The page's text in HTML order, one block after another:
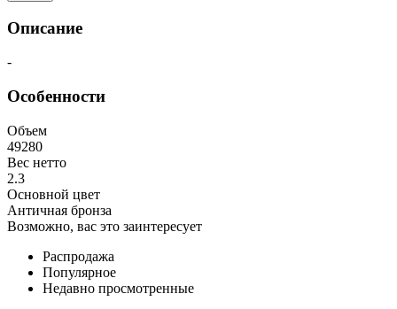
Описание
-
Особенности
Объем
49280
Вес нетто
2.3
Основной цвет
Античная бронза
Возможно, вас это заинтересует
Распродажа
Популярное
Недавно просмотренные